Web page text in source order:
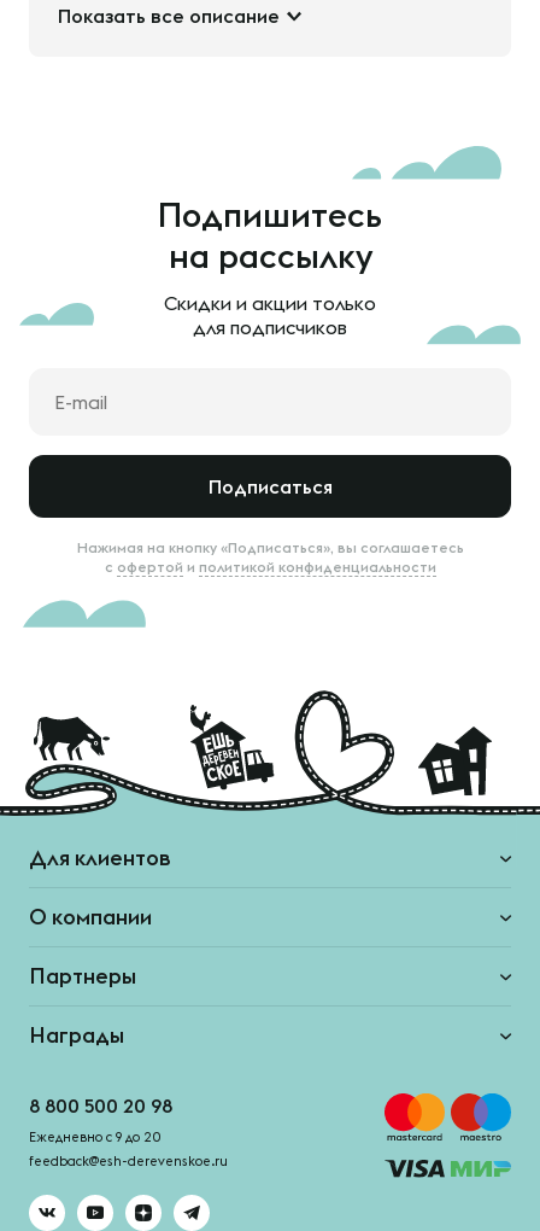
Показать все описание
Подпишитесь
на рассылку
Скидки и акции только
для подписчиков
Подписаться
Нажимая на кнопку «Подписаться», вы соглашаетесь
с офертой и политикой конфиденциальности
Для клиентов
О компании
Партнеры
Награды
8 800 500 20 98
Ежедневно с 9 до 20
feedback@esh-derevenskoe.ru